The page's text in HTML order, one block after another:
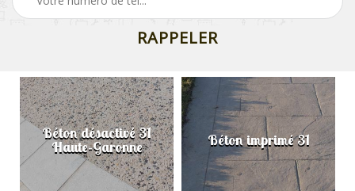
Béton désactivé 31
Haute-Garonne Béton imprimé 31